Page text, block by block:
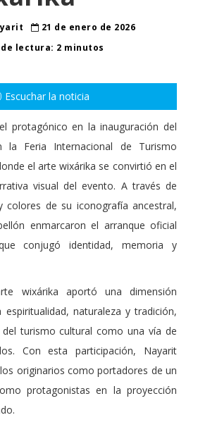
21 de enero de 2026
lectura: 2 minutos
Escuchar la noticia
protagónico en la inauguración del
la Feria Internacional de Turismo
el arte wixárika se convirtió en el
visual del evento. A través de
colores de su iconografía ancestral,
enmarcaron el arranque oficial
conjugó identidad, memoria y
wixárika aportó una dimensión
espiritualidad, naturaleza y tradición,
turismo cultural como una vía de
Con esta participación, Nayarit
originarios como portadores de un
protagonistas en la proyección